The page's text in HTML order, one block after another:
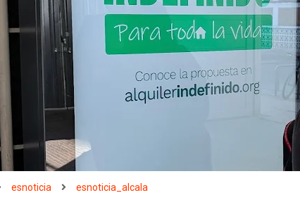
esnoticia esnoticia_alcala